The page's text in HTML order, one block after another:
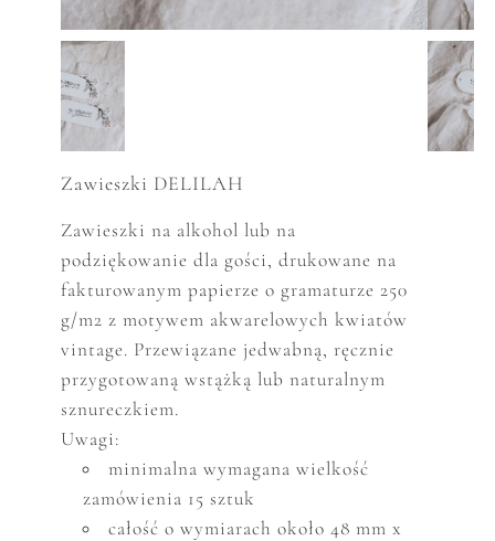
Zawieszki DELILAH
Zawieszki na alkohol lub na
podziękowanie dla gości, drukowane na
fakturowanym papierze o gramaturze 250
g/m2 z motywem akwarelowych kwiatów
vintage. Przewiązane jedwabną, ręcznie
przygotowaną wstążką lub naturalnym
sznureczkiem.
Uwagi:
minimalna wymagana wielkość
zamówienia 15 sztuk
całość o wymiarach około 48 mm x